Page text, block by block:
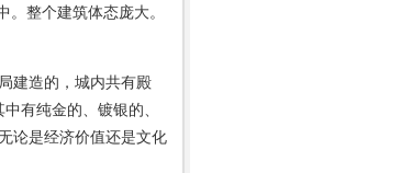
。整个建筑体态庞大。
建造的，城内共有殿
有纯金的、镀银的、
论是经济价值还是文化